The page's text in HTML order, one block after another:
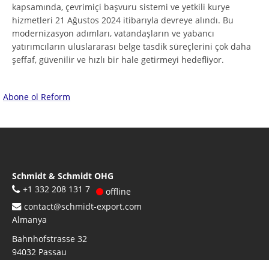
kapsamında, çevrimiçi başvuru sistemi ve yetkili kurye
hizmetleri 21 Ağustos 2024 itibarıyla devreye alındı. Bu
modernizasyon adımları, vatandaşların ve yabancı
yatırımcıların uluslararası belge tasdik süreçlerini çok daha
şeffaf, güvenilir ve hızlı bir hale getirmeyi hedefliyor.
Abone ol Reform
Schmidt & Schmidt OHG
+1 332 208 131 7
offline
contact@schmidt-export.com
Almanya
Bahnhofstrasse 32
94032 Passau